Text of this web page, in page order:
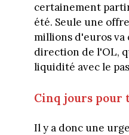
certainement
été. Seule une
millions d'euros va
direction de l'OL,
liquidité avec le
Cinq jours pour
Il y a donc une